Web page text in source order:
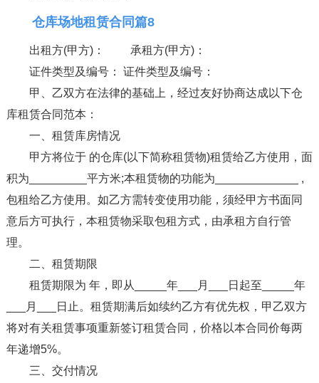
仓库场地租赁合同篇8
出租方(甲方)： 承租方(甲方)：
证件类型及编号： 证件类型及编号：
甲、乙双方在法律的基础上，经过友好协商达成以下仓
库租赁合同范本：
一、租赁库房情况
甲方将位于 的仓库(以下简称租赁物)租赁给乙方使用，面
积为_________平方米;本租赁物的功能为_____________ ,
包租给乙方使用。如乙方需转变使用功能，须经甲方书面同
意后方可执行，本租赁物采取包租方式，由承租方自行管
理。
二、租赁期限
租赁期限为 年，即从_____年___月___日起至_____年
___月___日止。租赁期满后如续约乙方有优先权，甲乙双方
将对有关租赁事项重新签订租赁合同，价格以本合同价每两
年递增5%。
三、交付情况